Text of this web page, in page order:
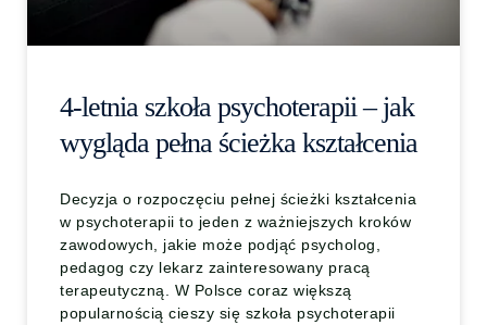
4-letnia szkoła psychoterapii – jak
wygląda pełna ścieżka kształcenia
Decyzja o rozpoczęciu pełnej ścieżki kształcenia
w psychoterapii to jeden z ważniejszych kroków
zawodowych, jakie może podjąć psycholog,
pedagog czy lekarz zainteresowany pracą
terapeutyczną. W Polsce coraz większą
popularnością cieszy się szkoła psychoterapii